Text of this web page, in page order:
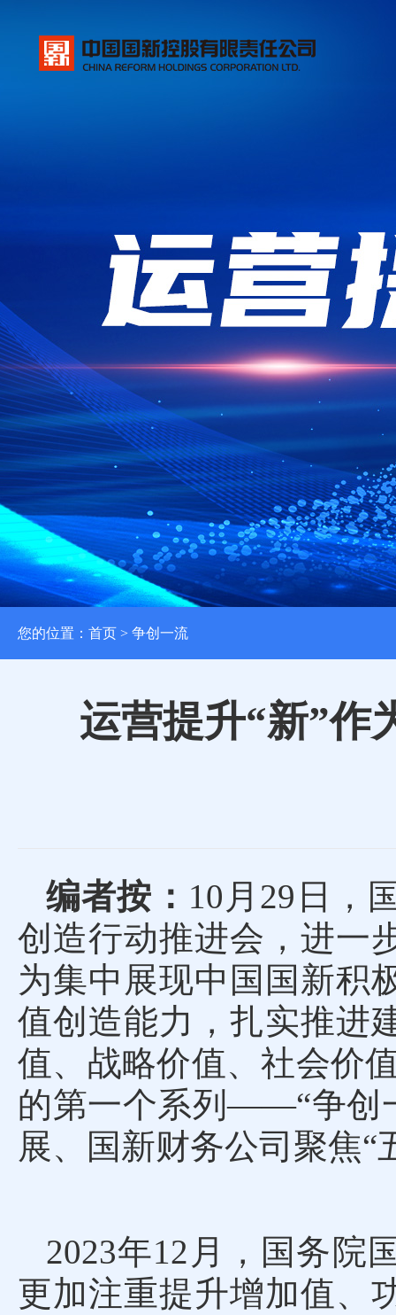
您的位置： 首页 > 争创一流
运营提升“新”作
编者按： 10月29日，
创造行动推进会，进一
为集中展现中国国新积
值创造能力，扎实推进
值、战略价值、社会价
的第一个系列——“争创
展、国新财务公司聚焦
2023年12月，国务院
更加注重提升增加值、